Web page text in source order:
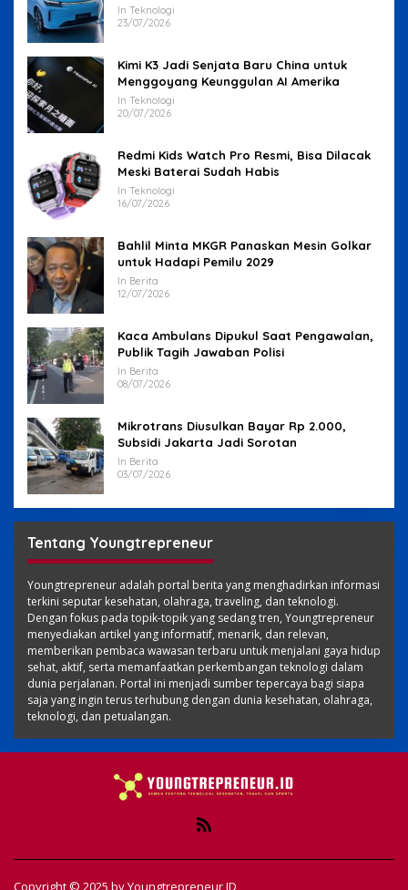
In Teknologi
23/07/2026
Kimi K3 Jadi Senjata Baru China untuk
Menggoyang Keunggulan AI Amerika
In Teknologi
20/07/2026
Redmi Kids Watch Pro Resmi, Bisa Dilacak
Meski Baterai Sudah Habis
In Teknologi
16/07/2026
Bahlil Minta MKGR Panaskan Mesin Golkar
untuk Hadapi Pemilu 2029
In Berita
12/07/2026
Kaca Ambulans Dipukul Saat Pengawalan,
Publik Tagih Jawaban Polisi
In Berita
08/07/2026
Mikrotrans Diusulkan Bayar Rp 2.000,
Subsidi Jakarta Jadi Sorotan
In Berita
03/07/2026
Tentang Youngtrepreneur
Youngtrepreneur adalah portal berita yang menghadirkan informasi
terkini seputar kesehatan, olahraga, traveling, dan teknologi.
Dengan fokus pada topik-topik yang sedang tren, Youngtrepreneur
menyediakan artikel yang informatif, menarik, dan relevan,
memberikan pembaca wawasan terbaru untuk menjalani gaya hidup
sehat, aktif, serta memanfaatkan perkembangan teknologi dalam
dunia perjalanan. Portal ini menjadi sumber tepercaya bagi siapa
saja yang ingin terus terhubung dengan dunia kesehatan, olahraga,
teknologi, dan petualangan.
Copyright © 2025 byYoungtrepreneur ID